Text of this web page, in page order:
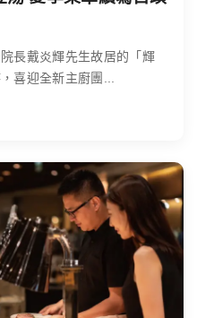
長戴炎輝先生故居的「輝
喜迎全新主廚團...